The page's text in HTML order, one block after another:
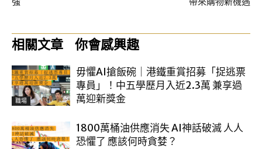
相關文章 你會感興趣
職場
毋懼AI搶飯碗｜港鐵重賞招募「捉逃票
專員」！中五學歷月入近2.3萬 兼享過
萬迎新獎金
1800萬桶油供應消失 AI神話破滅 人人
恐懼了 應該何時貪婪？